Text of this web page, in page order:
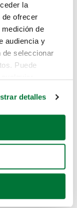
la
ofrecer
de
audiencia y
de seleccionar
Puede
geográfica
activamente
(huellas
procesan sus
detalles
como
estás